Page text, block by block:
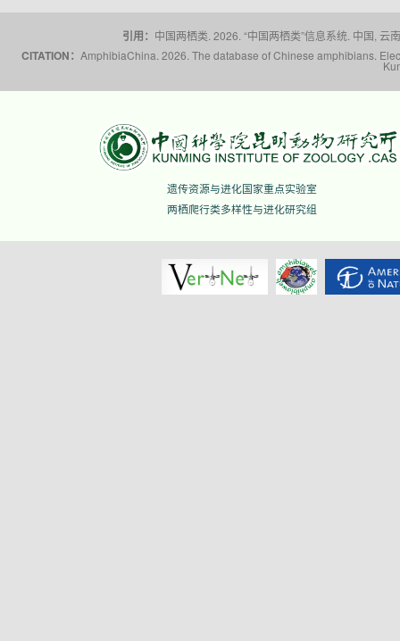
Nanorana
yunnanensis
引用： 中国两栖类. 2026. “中国两栖类”信息系统. 中国,
CITATION： AmphibiaChina. 2026. The database of Chinese amphibians.
遗传资源与进化国家重点实验室
两栖爬行类多样性与进化研究组